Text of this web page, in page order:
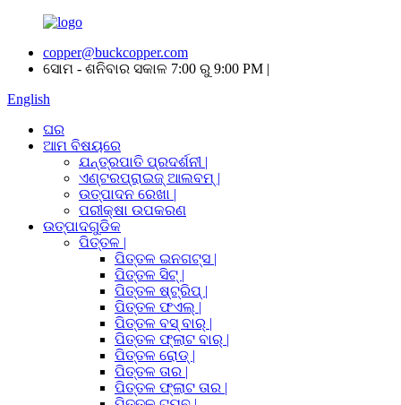
copper@buckcopper.com
ସୋମ - ଶନିବାର ସକାଳ 7:00 ରୁ 9:00 PM |
English
ଘର
ଆମ ବିଷୟରେ
ଯନ୍ତ୍ରପାତି ପ୍ରଦର୍ଶନୀ |
ଏଣ୍ଟରପ୍ରାଇଜ୍ ଆଲବମ୍ |
ଉତ୍ପାଦନ ରେଖା |
ପରୀକ୍ଷା ଉପକରଣ
ଉତ୍ପାଦଗୁଡିକ
ପିତ୍ତଳ |
ପିତ୍ତଳ ଇନଗଟ୍ସ |
ପିତ୍ତଳ ସିଟ୍ |
ପିତ୍ତଳ ଷ୍ଟ୍ରିପ୍ |
ପିତ୍ତଳ ଫଏଲ୍ |
ପିତ୍ତଳ ବସ୍ ବାର୍ |
ପିତ୍ତଳ ଫ୍ଲାଟ ବାର୍ |
ପିତ୍ତଳ ରୋଡ୍ |
ପିତ୍ତଳ ତାର |
ପିତ୍ତଳ ଫ୍ଲାଟ ତାର |